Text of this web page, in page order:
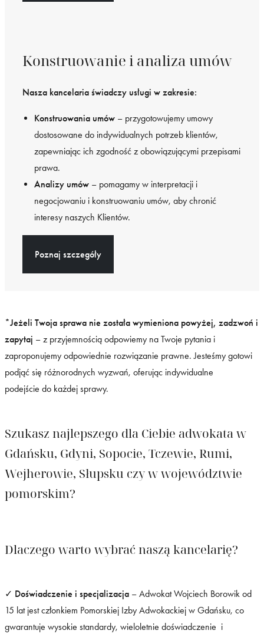
Konstruowanie i analiza umów
Nasza kancelaria świadczy usługi w zakresie:
Konstruowania umów – przygotowujemy umowy
dostosowane do indywidualnych potrzeb klientów,
zapewniając ich zgodność z obowiązującymi przepisami
prawa.
Analizy umów – pomagamy w interpretacji i
negocjowaniu i konstruowaniu umów, aby chronić
interesy naszych Klientów.
Poznaj szczegóły
*Jeżeli Twoja sprawa nie została wymieniona powyżej, zadzwoń i
zapytaj – z przyjemnością odpowiemy na Twoje pytania i
zaproponujemy odpowiednie rozwiązanie prawne. Jesteśmy gotowi
podjąć się różnorodnych wyzwań, oferując indywidualne
podejście do każdej sprawy.
Szukasz najlepszego dla Ciebie adwokata w
Gdańsku, Gdyni, Sopocie, Tczewie, Rumi,
Wejherowie, Słupsku czy w województwie
pomorskim?
Dlaczego warto wybrać naszą kancelarię?
✓ Doświadczenie i specjalizacja – Adwokat Wojciech Borowik od
15 lat jest członkiem Pomorskiej Izby Adwokackiej w Gdańsku, co
gwarantuje wysokie standardy, wieloletnie doświadczenie i